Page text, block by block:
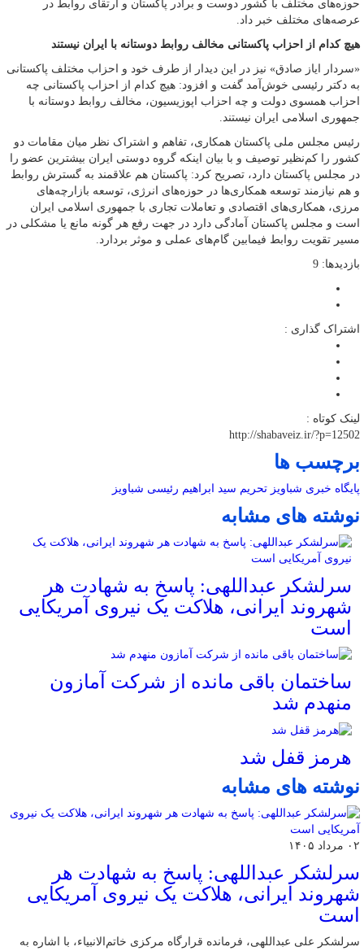
حوزه‌های مختلف با کشور دوست و برادر پاکستان و ارتقای روابط در
عرصه‌های مختلف خبر داد.
هیچ کدام از احزاب پاکستانی مخالف روابط دوستانه با ایران نیستند
«سردار ایاز صادق» نیز در این دیدار از طرف خود و احزاب مختلف پاکستانی
به دکتر رئیسی خوش‌آمد گفت و افزود: هیچ کدام از احزاب پاکستانی چه
احزاب همسوی دولت و چه احزاب اپوزیسیون، مخالف روابط دوستانه با
جمهوری اسلامی ایران نیستند.
رئیس مجلس ملی پاکستان همکاری، تفاهم و اشتراک نظر میان مقامات دو
کشور را کم‌نظیر توصیف و با بیان اینکه گروه دوستی ایران بیشترین عضو را
در مجلس پاکستان دارد، تصریح کرد: پاکستان هم علاقمند به گسترش روابط
و هم نیازمند توسعه همکاری‌ها در حوزه‌های انرژی، توسعه بازارچه‌های
مرزی، همکاری‌های اقتصادی و تعاملات تجاری با جمهوری اسلامی ایران
است و مجلس پاکستان آمادگی دارد در جهت رفع هر گونه مانع یا مشکلی در
مسیر تقویت روابط فیمابین گام‌های عملی و موثر بردارد.
بازدیدها: 9
اشتراک گذاری :
لینک کوتاه :
http://shabaveiz.ir/?p=12502
برچسب ها
پایگاه خبری شباویز تحریم سید ابراهیم رئیسی شباویز
نوشته های مشابه
سرلشکر عبداللهی: پاسخ به شهادت هر
شهروند ایرانی، هلاکت یک نیروی آمریکایی
است
ساختمان باقی مانده از شرکت آمازون
منهدم شد
هرمز قفل شد
نوشته های مشابه
۰۲ مرداد ۱۴۰۵
سرلشکر عبداللهی: پاسخ به شهادت هر
شهروند ایرانی، هلاکت یک نیروی آمریکایی
است
سرلشکر علی عبداللهی، فرمانده قرارگاه مرکزی خاتم‌الانبیاء، با اشاره به